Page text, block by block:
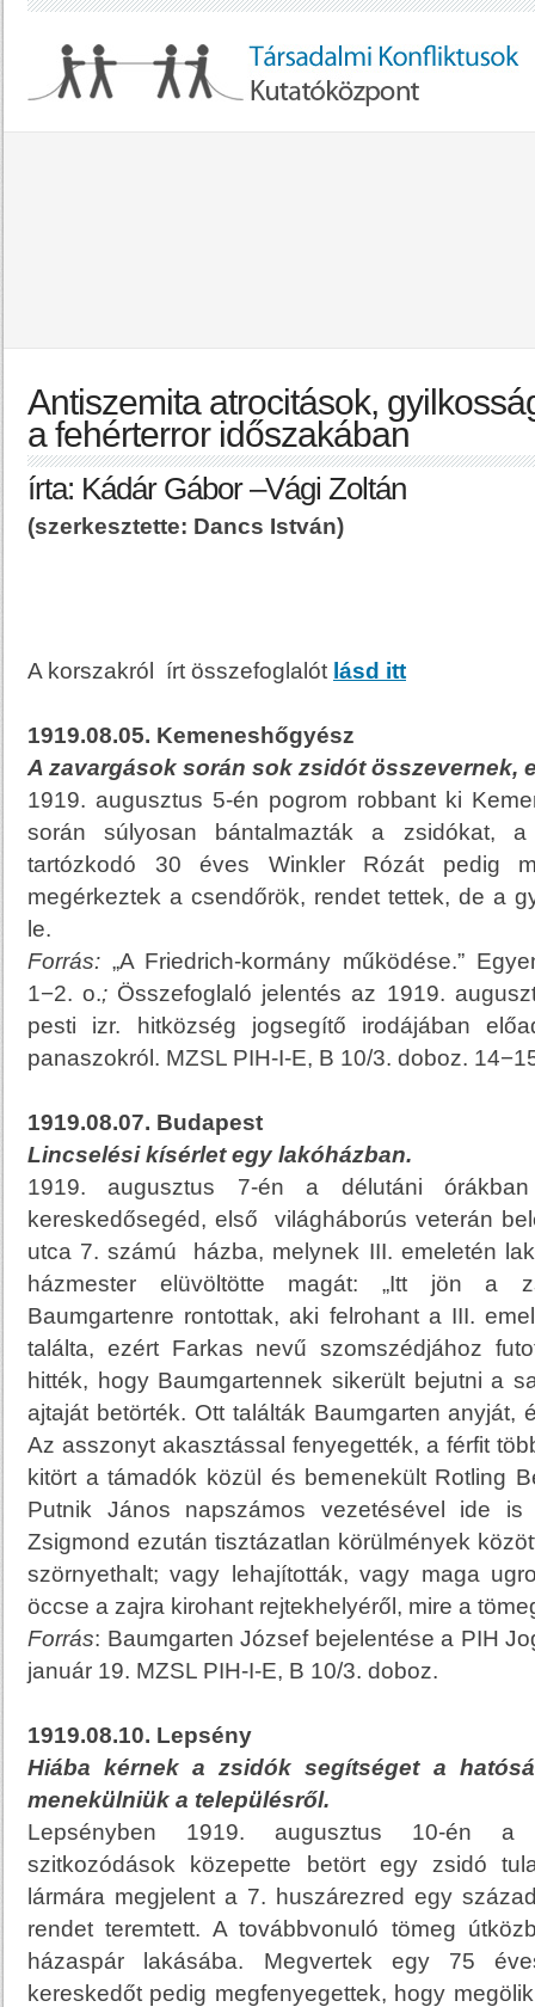
Antiszemita atrocitások,
a fehérterror időszakában
írta: Kádár Gábor –Vági Zoltán
(szerkesztette: Dancs István)
A korszakról írt összefoglalót lásd itt
1919.08.05. Kemeneshőgyész
A zavargások során sok zsidót összevernek,
1919. augusztus 5-én pogrom robbant ki
során súlyosan bántalmazták a zsidókat, a
tartózkodó 30 éves Winkler Rózát pedig
megérkeztek a csendőrök, rendet tettek, de a
le.
Forrás: „A Friedrich-kormány működése.”
1−2. o.; Összefoglaló jelentés az 1919.
pesti izr. hitközség jogsegítő irodájában
panaszokról. MZSL PIH-I-E, B 10/3. doboz.
1919.08.07. Budapest
Lincselési kísérlet egy lakóházban.
1919. augusztus 7-én a délutáni órákban
kereskedősegéd, első világháborús veterán
utca 7. számú házba, melynek III. emeletén
házmester elüvöltötte magát: „Itt jön a
Baumgartenre rontottak, aki felrohant a III.
találta, ezért Farkas nevű szomszédjához
hitték, hogy Baumgartennek sikerült bejutni a
ajtaját betörték. Ott találták Baumgarten anyját,
Az asszonyt akasztással fenyegették, a férfit
kitört a támadók közül és bemenekült Rotling
Putnik János napszámos vezetésével ide is
Zsigmond ezután tisztázatlan körülmények
szörnyethalt; vagy lehajították, vagy maga
öccse a zajra kirohant rejtekhelyéről, mire a
Forrás: Baumgarten József bejelentése a PIH
január 19. MZSL PIH-I-E, B 10/3. doboz.
1919.08.10. Lepsény
Hiába kérnek a zsidók segítséget a
menekülniük a településről.
Lepsényben 1919. augusztus 10-én a
szitkozódások közepette betört egy zsidó
lármára megjelent a 7. huszárezred egy
rendet teremtett. A továbbvonuló tömeg
házaspár lakásába. Megvertek egy 75
kereskedőt pedig megfenyegettek, hogy